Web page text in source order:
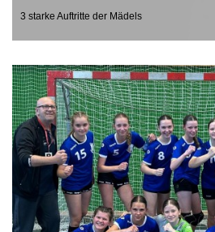
3 starke Auftritte der Mädels